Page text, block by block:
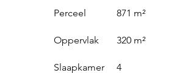
Perceel
Oppervlak
871 m²
320 m²
Slaapkamer 4